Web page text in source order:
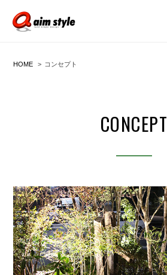
HOME コンセプト
CONCEPT